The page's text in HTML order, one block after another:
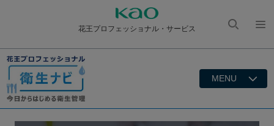
花王プロフェッショナル・サービス
を開
く
く
MENU